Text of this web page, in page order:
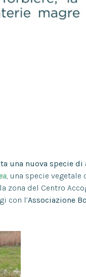
una nuova specie di
, una specie vegetale
zona del Centro
con l’Associazione